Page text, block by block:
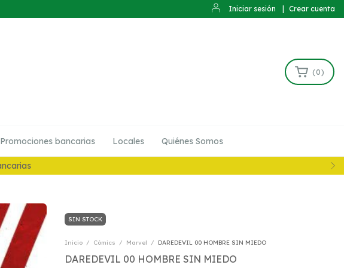
Iniciar sesión Crear cuenta
(0)
Promociones bancarias Locales Quiénes Somos
SIN STOCK
Inicio / Cómics / Marvel / DAREDEVIL 00 HOMBRE SIN MIEDO
DAREDEVIL 00 HOMBRE SIN MIEDO